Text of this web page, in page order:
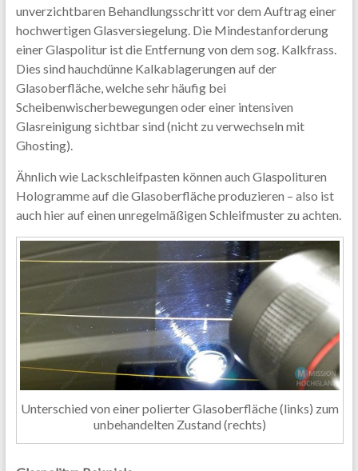
unverzichtbaren Behandlungsschritt vor dem Auftrag einer
hochwertigen Glasversiegelung. Die Mindestanforderung
einer Glaspolitur ist die Entfernung von dem sog. Kalkfrass.
Dies sind hauchdünne Kalkablagerungen auf der
Glasoberfläche, welche sehr häufig bei
Scheibenwischerbewegungen oder einer intensiven
Glasreinigung sichtbar sind (nicht zu verwechseln mit
Ghosting).
Ähnlich wie Lackschleifpasten können auch Glaspolituren
Hologramme auf die Glasoberfläche produzieren – also ist
auch hier auf einen unregelmäßigen Schleifmuster zu achten.
Unterschied von einer polierter Glasoberfläche (links) zum
unbehandelten Zustand (rechts)